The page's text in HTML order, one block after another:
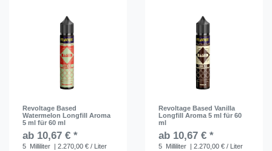
Revoltage Based
Watermelon Longfill Aroma
5 ml für 60 ml
ab 10,67 € *
5 Milliliter | 2.270,00 € / Liter
Revoltage Based Vanilla
Longfill Aroma 5 ml für 60
ml
ab 10,67 € *
5 Milliliter | 2.270,00 € / Liter